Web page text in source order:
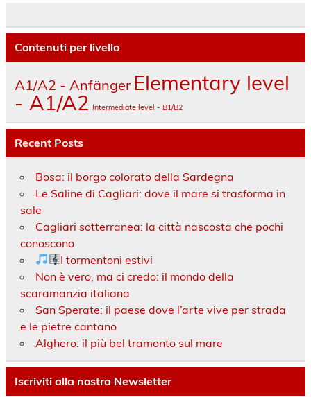
Contenuti per livello
A1/A2 - Anfänger Elementary level
- A1/A2 Intermediate level - B1/B2
Recent Posts
Bosa: il borgo colorato della Sardegna
Le Saline di Cagliari: dove il mare si trasforma in
sale
Cagliari sotterranea: la città nascosta che pochi
conoscono
I tormentoni estivi
Non è vero, ma ci credo: il mondo della
scaramanzia italiana
San Sperate: il paese dove l’arte vive per strada
e le pietre cantano
Alghero: il più bel tramonto sul mare
Iscriviti alla nostra Newsletter